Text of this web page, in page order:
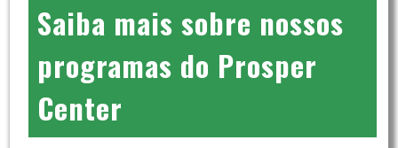
Saiba mais sobre nossos
programas do Prosper
Center